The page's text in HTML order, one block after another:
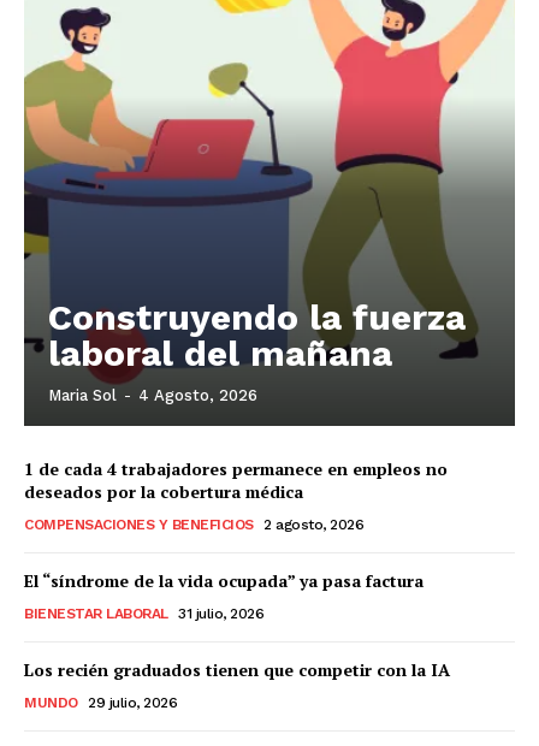
Construyendo la fuerza
laboral del mañana
Maria Sol - 4 Agosto, 2026
1 de cada 4 trabajadores permanece en empleos no
deseados por la cobertura médica
COMPENSACIONES Y BENEFICIOS 2 agosto, 2026
El “síndrome de la vida ocupada” ya pasa factura
BIENESTAR LABORAL 31 julio, 2026
Los recién graduados tienen que competir con la IA
MUNDO 29 julio, 2026